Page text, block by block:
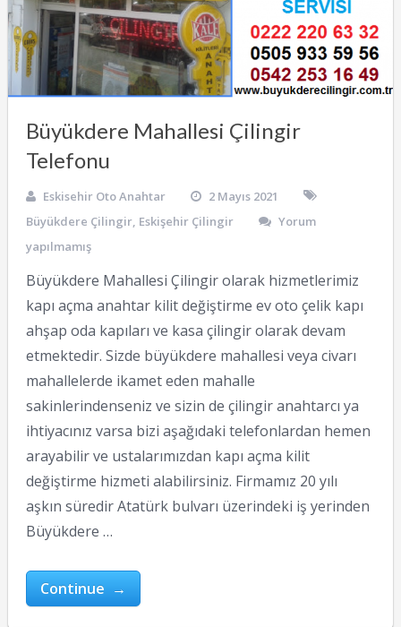
Büyükdere Mahallesi Çilingir
Telefonu
Eskisehir Oto Anahtar
2 Mayıs 2021
Büyükdere Çilingir, Eskişehir Çilingir
Yorum
yapılmamış
Büyükdere Mahallesi Çilingir olarak hizmetlerimiz
kapı açma anahtar kilit değiştirme ev oto çelik kapı
ahşap oda kapıları ve kasa çilingir olarak devam
etmektedir. Sizde büyükdere mahallesi veya civarı
mahallelerde ikamet eden mahalle
sakinlerindenseniz ve sizin de çilingir anahtarcı ya
ihtiyacınız varsa bizi aşağıdaki telefonlardan hemen
arayabilir ve ustalarımızdan kapı açma kilit
değiştirme hizmeti alabilirsiniz. Firmamız 20 yılı
aşkın süredir Atatürk bulvarı üzerindeki iş yerinden
Büyükdere …
Continue →